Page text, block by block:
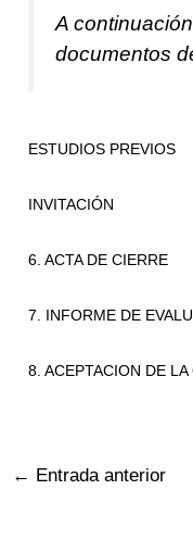
A
documentos
ESTUDIOS PREVIOS
INVITACIÓN
6. ACTA DE CIERRE
7. INFORME DE
8. ACEPTACION DE LA
← Entrada anterior